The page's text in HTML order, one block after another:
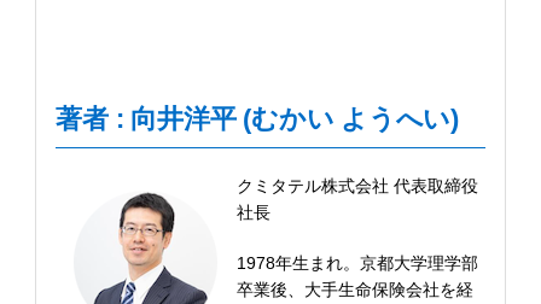
著者 : 向井洋平 (むかい ようへい)
クミタテル株式会社 代表取締役
社長
1978年生まれ。京都大学理学部
卒業後、大手生命保険会社を経